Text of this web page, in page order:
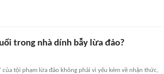
trong nhà dính bẫy lừa đảo?
tội phạm lừa đảo không phải vì yếu kém về nhận thức,